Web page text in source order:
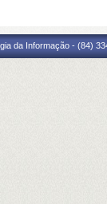
da Informação - (84)